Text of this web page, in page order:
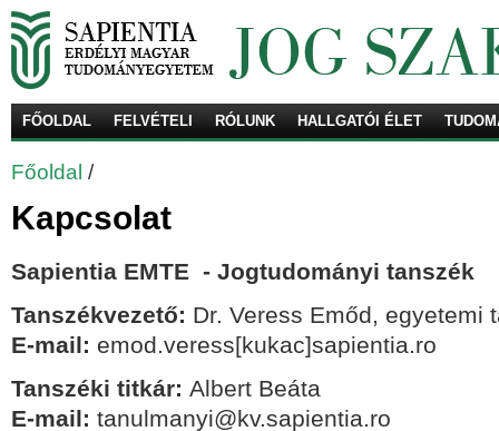
FŐOLDAL FELVÉTELI RÓLUNK HALLGATÓI ÉLET
Főoldal /
Kapcsolat
Sapientia EMTE - Jogtudományi tanszék
Tanszékvezető: Dr. Veress Emőd, egyetemi
E-mail: emod.veress[kukac]sapientia.ro
Tanszéki titkár: Albert Beáta
E-mail: tanulmanyi@kv.sapientia.ro